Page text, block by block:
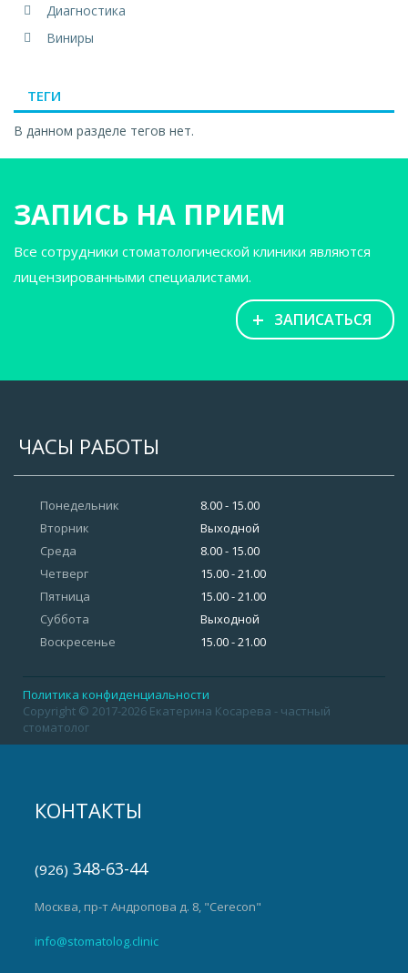
Диагностика
Виниры
ТЕГИ
В данном разделе тегов нет.
ЗАПИСЬ НА ПРИЕМ
Все сотрудники стоматологической клиники являются
лицензированными специалистами.
+ ЗАПИСАТЬСЯ
ЧАСЫ РАБОТЫ
Понедельник
Вторник
Среда
Четверг
Пятница
Суббота
Воскресенье
8.00 - 15.00
Выходной
8.00 - 15.00
15.00 - 21.00
15.00 - 21.00
Выходной
15.00 - 21.00
Политика конфиденциальности
Copyright © 2017-2026 Екатерина Косарева - частный
стоматолог
КОНТАКТЫ
(926) 348-63-44
Москва, пр-т Андропова д. 8, "Cerecon"
info@stomatolog.clinic